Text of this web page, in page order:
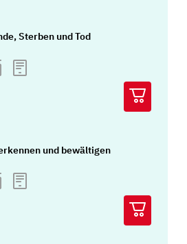
Sterben und Tod
und bewältigen